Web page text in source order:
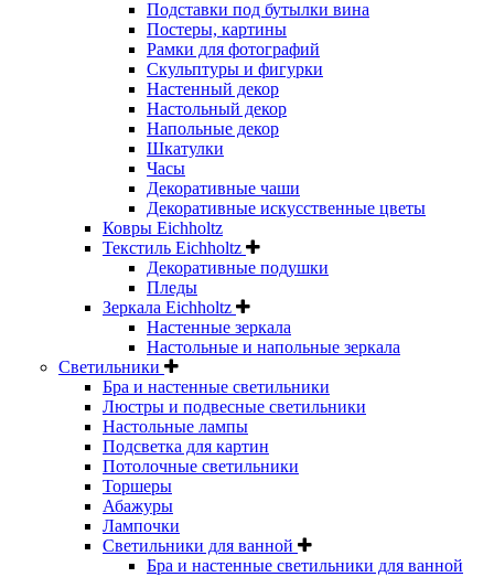
Подставки под бутылки вина
Постеры, картины
Рамки для фотографий
Скульптуры и фигурки
Настенный декор
Настольный декор
Напольные декор
Шкатулки
Часы
Декоративные чаши
Декоративные искусственные цветы
Ковры Eichholtz
Текстиль Eichholtz
Декоративные подушки
Пледы
Зеркала Eichholtz
Настенные зеркала
Настольные и напольные зеркала
Светильники
Бра и настенные светильники
Люстры и подвесные светильники
Настольные лампы
Подсветка для картин
Потолочные светильники
Торшеры
Абажуры
Лампочки
Светильники для ванной
Бра и настенные светильники для ванной